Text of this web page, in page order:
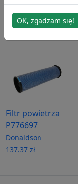
P553771
Donaldson
42.84 zł
Filtr powietrza
P776697
Donaldson
137.37 zł
OK, zgadzam się!